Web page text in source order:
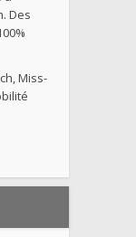
Des
Miss-